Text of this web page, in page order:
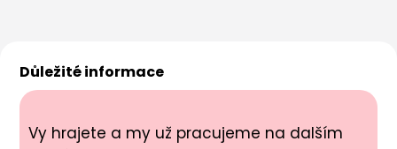
Důležité informace
Vy hrajete a my už pracujeme na dalším